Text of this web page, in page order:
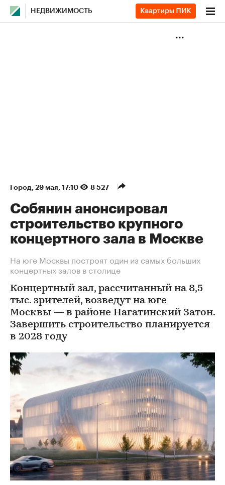
НЕДВИЖИМОСТЬ
Город⁠, 29 мая, 17:10 8 527
Собянин анонсировал
строительство крупного
концертного зала в Москве
На юге Москвы построят один из самых больших
концертных залов в столице
Концертный зал, рассчитанный на 8,5
тыс. зрителей, возведут на юге
Москвы — в районе Нагатинский Затон.
Завершить строительство планируется
в 2028 году